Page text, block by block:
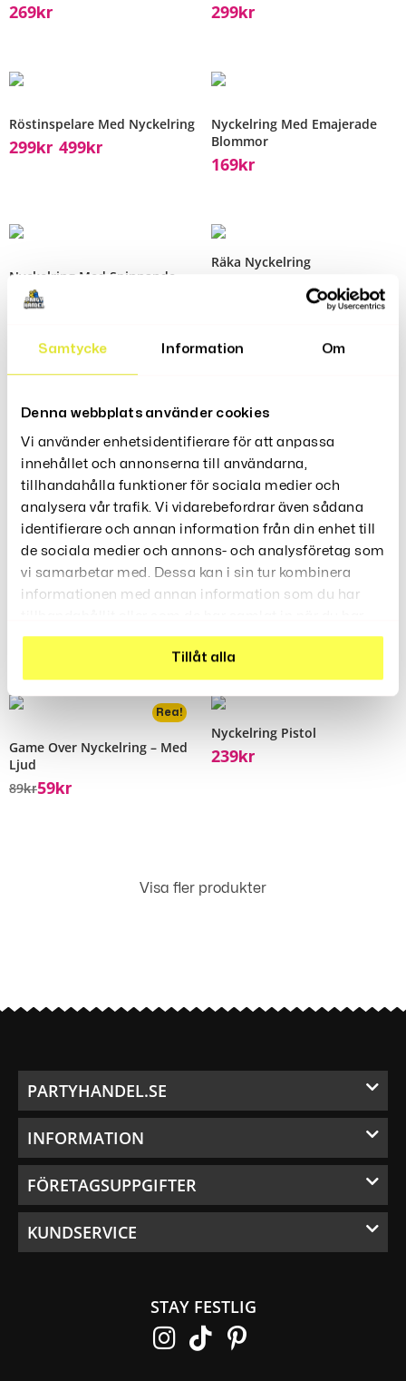
Samtycke Information Om
Denna webbplats använder cookies
Vi använder enhetsidentifierare för att anpassa
innehållet och annonserna till användarna,
tillhandahålla funktioner för sociala medier och
analysera vår trafik. Vi vidarebefordrar även sådana
identifierare och annan information från din enhet till
de sociala medier och annons- och analysföretag som
vi samarbetar med. Dessa kan i sin tur kombinera
informationen med annan information som du har
använt deras tjänster.
Tillåt alla
269Kr 299Kr
Röstinspelare Med Nyckelring
299Kr 499Kr
Nyckelring Med Emajerade
Blommor
169Kr
Nyckelring Med Spinnande
Turbin
149
Räka Nyckelring
Middle Finger
149Kr
Nyckelring Fingertoppssnurra
– Anti-Ångestleksak
198Kr
Kawaii Fidget Nyckelring
129
Nyckelrings Väska
249Kr
Rea!
Game Over Nyckelring – Med
Ljud
89Kr59Kr
Nyckelring Pistol
239Kr
Visa fler produkter
PARTYHANDEL.SE
INFORMATION
FÖRETAGSUPPGIFTER
KUNDSERVICE
STAY FESTLIG